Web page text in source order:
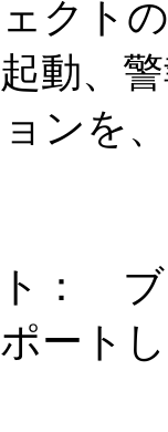
クト
動、
ンを
：
ート